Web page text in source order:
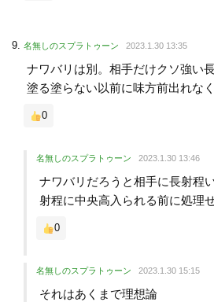
名無しのスプラトゥーン 2023.1.30 13:35
ナワバリは別。相手だけクソ強い
塗る塗らない以前に味方前出れな
0
名無しのスプラトゥーン 2023.1.30 13:46
ナワバリだろうと相手に長射程
射程に中央高入られる前に処理
0
名無しのスプラトゥーン 2023.1.30 15:15
それはあくまで理想論